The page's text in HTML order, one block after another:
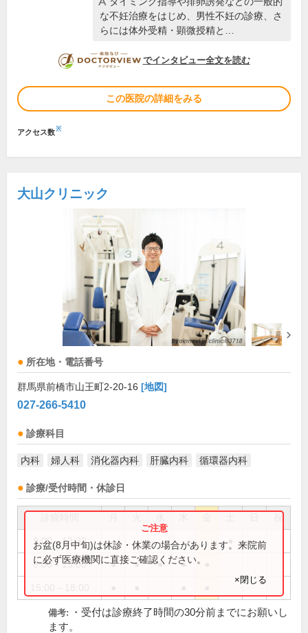
な不妊治療をはじめ、男性不妊の診療、さ
らには体外受精・顕微授精と…
DOCTORVIEW
でインタビュー全文を読む
この医院の詳細をみる
アクセス数※
大山クリニック
所在地・電話番号
群馬県前橋市山王町2-20-16 [地図]
027-266-5410
診療科目
内科 婦人科 消化器内科 肝臓内科 循環器内科
診療/受付時間・休診日
9:00～12:30
9:00～13:00 ● ● ● ●
お盆(8月中旬)は休診・休業の場合があります。来院前
に必ず医療機関に直接ご確認ください。
×閉じる
備考:
・受付は診療終了時間の30分前までにお願いし
ます。